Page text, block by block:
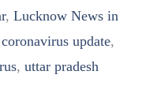
, Lucknow News in
update,
, uttar pradesh